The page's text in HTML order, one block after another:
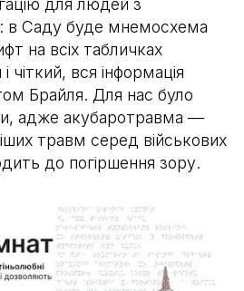
для людей з
в Саду буде мнемосхема
на всіх табличках
чіткий, вся інформація
Брайля. Для нас було
адже акубаротравма —
травм серед військових
до погіршення зору.